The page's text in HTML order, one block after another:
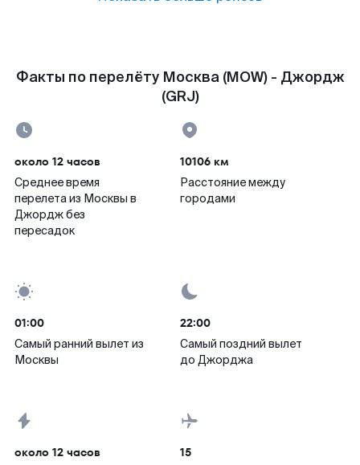
Факты по перелёту Москва (MOW) - Джордж
(GRJ)
около 12 часов
Среднее время
перелета из Москвы в
Джордж без
пересадок
10106 км
Расстояние между
городами
01:00
Самый ранний вылет из
Москвы
22:00
Самый поздний вылет
до Джорджа
около 12 часов 15